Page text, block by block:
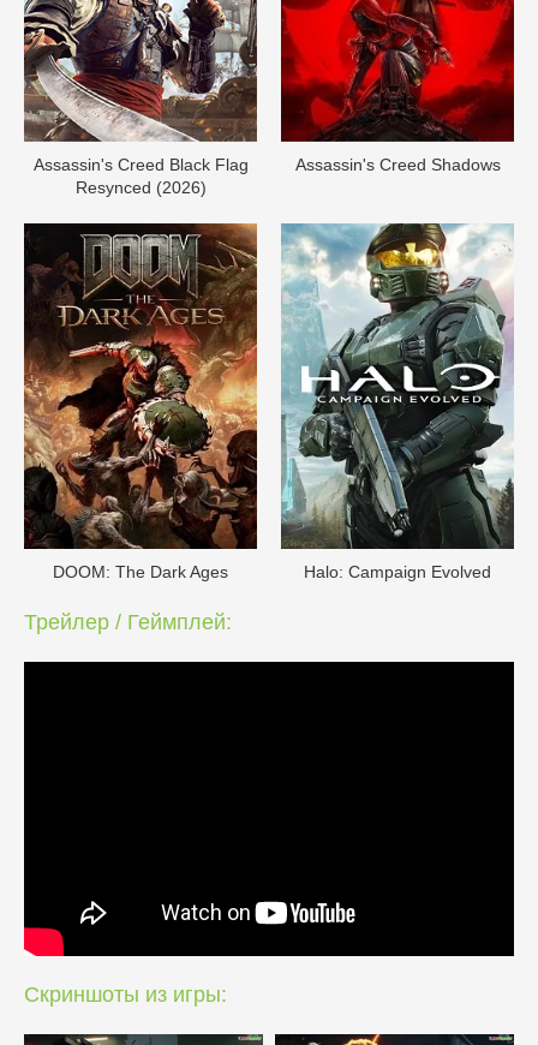
Assassin's Creed Black Flag
Resynced (2026)
Assassin's Creed Shadows
DOОM: The Dark Ages Halo: Campaign Evolved
Трейлер / Геймплей:
Скриншоты из игры: